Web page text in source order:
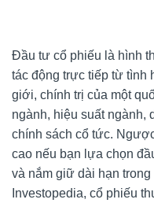
Đầu tư cổ phiếu là hình
tác động trực tiếp từ tình
giới, chính trị của một
ngành, hiệu suất ngành,
chính sách cổ tức.
cao nếu bạn lựa chọn
và nắm giữ dài hạn
Investopedia, cổ phiếu